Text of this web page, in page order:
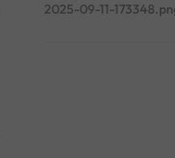
2025-09-11-